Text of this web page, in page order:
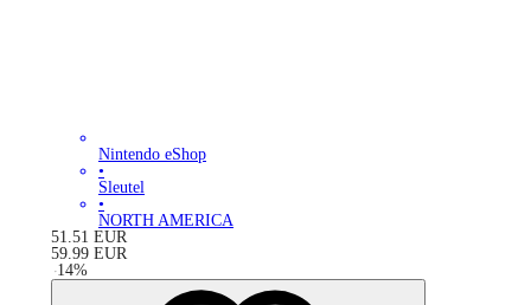
Nintendo eShop
•
Sleutel
•
NORTH AMERICA
51.51 EUR
59.99 EUR
-14%